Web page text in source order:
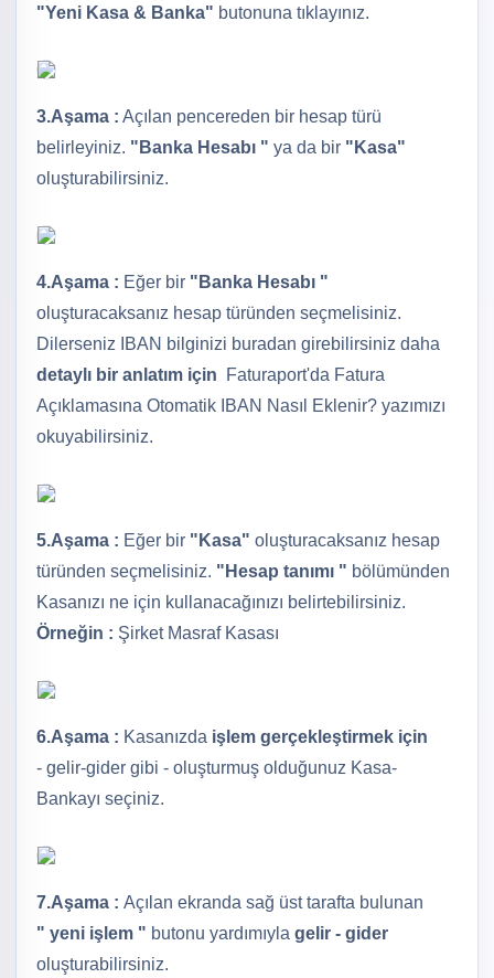
"Yeni Kasa & Banka" butonuna tıklayınız.
3.Aşama : Açılan pencereden bir hesap türü
belirleyiniz. "Banka Hesabı " ya da bir "Kasa"
oluşturabilirsiniz.
4.Aşama : Eğer bir "Banka Hesabı "
oluşturacaksanız hesap türünden seçmelisiniz.
Dilerseniz IBAN bilginizi buradan girebilirsiniz daha
detaylı bir anlatım için
Faturaport'da Fatura
Açıklamasına Otomatik IBAN Nasıl Eklenir? yazımızı
okuyabilirsiniz.
5.Aşama : Eğer bir "Kasa" oluşturacaksanız hesap
türünden seçmelisiniz. "Hesap tanımı " bölümünden
Kasanızı ne için kullanacağınızı belirtebilirsiniz.
Örneğin : Şirket Masraf Kasası
6.Aşama : Kasanızda işlem gerçekleştirmek için
- gelir-gider gibi - oluşturmuş olduğunuz Kasa-
Bankayı seçiniz.
7.Aşama : Açılan ekranda sağ üst tarafta bulunan
" yeni işlem " butonu yardımıyla gelir - gider
oluşturabilirsiniz.